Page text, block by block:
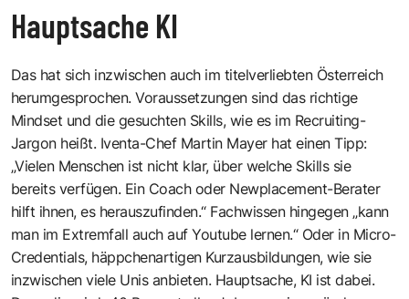
Hauptsache KI
Das hat sich inzwischen auch im titelverliebten Österreich
herumgesprochen. Voraussetzungen sind das richtige
Mindset und die gesuchten Skills, wie es im Recruiting-
Jargon heißt. Iventa-Chef Martin Mayer hat einen Tipp:
„Vielen Menschen ist nicht klar, über welche Skills sie
bereits verfügen. Ein Coach oder Newplacement-Berater
hilft ihnen, es herauszufinden.“ Fachwissen hingegen „kann
man im Extremfall auch auf Youtube lernen.“ Oder in Micro-
Credentials, häppchenartigen Kurzausbildungen, wie sie
inzwischen viele Unis anbieten. Hauptsache, KI ist dabei.